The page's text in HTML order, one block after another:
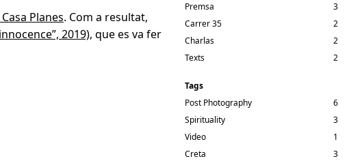
Planes. Com a resultat,
2019), que es va fer
Premsa
3
Carrer 35
2
Charlas
2
Texts
2
Tags
Post Photography
6
Spirituality
3
Video
1
Creta
3